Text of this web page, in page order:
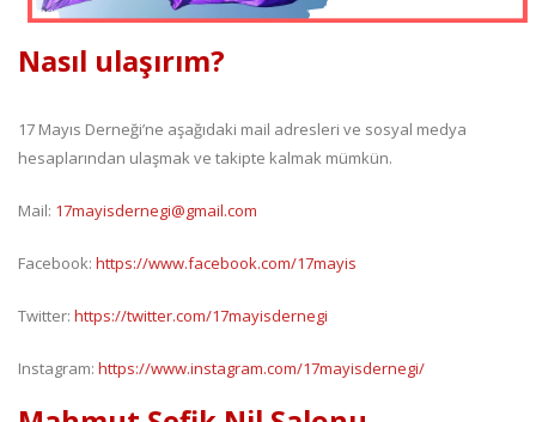
Nasıl ulaşırım?
17 Mayıs Derneği’ne aşağıdaki mail adresleri ve sosyal medya
hesaplarından ulaşmak ve takipte kalmak mümkün.
Mail: 17mayisdernegi@gmail.com
Facebook: https://www.facebook.com/17mayis
Twitter: https://twitter.com/17mayisdernegi
Instagram: https://www.instagram.com/17mayisdernegi/